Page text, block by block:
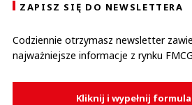
ZAPISZ SIĘ DO NEWSLETTERA
Codziennie otrzymasz newsletter
najważniejsze informacje z rynku
Kliknij i wypełnij